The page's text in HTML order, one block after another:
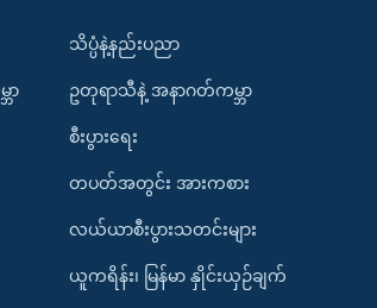
ာ
သိပ္ပံနဲ့နည်းပညာ
ဥတုရာသီနဲ့ အနာဂတ်ကမ္ဘာ
စီးပွားရေး
တပတ်အတွင်း အားကစား
လယ်ယာစီးပွားသတင်းများ
ယူကရိန်း၊ မြန်မာ နှိုင်းယှဉ်ချက်